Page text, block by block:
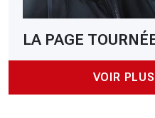
LA PAGE
VOIR